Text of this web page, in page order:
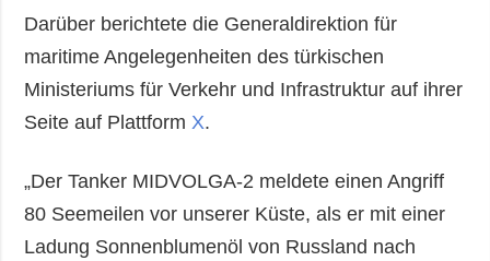
Darüber berichtete die Generaldirektion für
maritime Angelegenheiten des türkischen
Ministeriums für Verkehr und Infrastruktur auf ihrer
Seite auf PlattformX.
„Der Tanker MIDVOLGA-2 meldete einen Angriff
80 Seemeilen vor unserer Küste, als er mit einer
Ladung Sonnenblumenöl von Russland nach